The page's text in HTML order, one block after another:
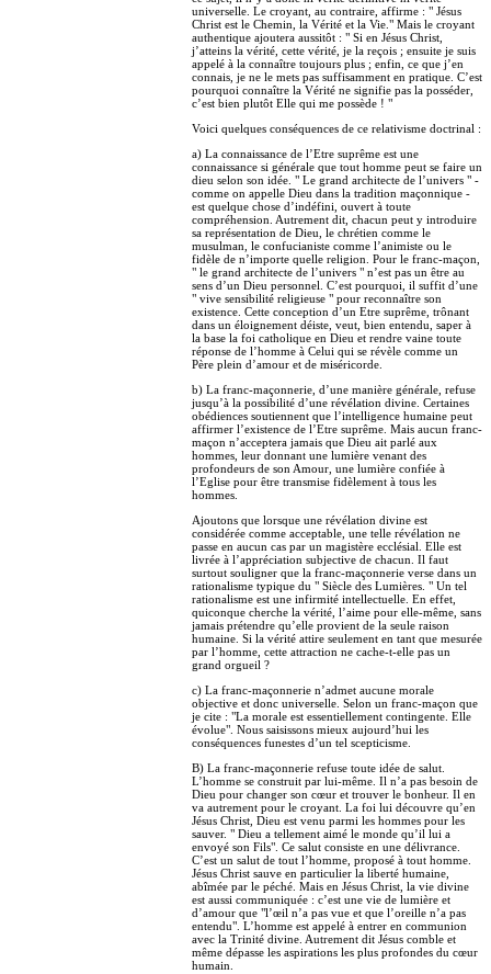
universelle. Le croyant, au contraire, affirme : " Jésus
Christ est le Chemin, la Vérité et la Vie." Mais le croyant
authentique ajoutera aussitôt : " Si en Jésus Christ,
j’atteins la vérité, cette vérité, je la reçois ; ensuite je suis
appelé à la connaître toujours plus ; enfin, ce que j’en
connais, je ne le mets pas suffisamment en pratique. C’est
pourquoi connaître la Vérité ne signifie pas la posséder,
c’est bien plutôt Elle qui me possède ! "
Voici quelques conséquences de ce relativisme doctrinal :
a) La connaissance de l’Etre suprême est une
connaissance si générale que tout homme peut se faire un
dieu selon son idée. " Le grand architecte de l’univers " -
comme on appelle Dieu dans la tradition maçonnique -
est quelque chose d’indéfini, ouvert à toute
compréhension. Autrement dit, chacun peut y introduire
sa représentation de Dieu, le chrétien comme le
musulman, le confucianiste comme l’animiste ou le
fidèle de n’importe quelle religion. Pour le franc-maçon,
" le grand architecte de l’univers " n’est pas un être au
sens d’un Dieu personnel. C’est pourquoi, il suffit d’une
" vive sensibilité religieuse " pour reconnaître son
existence. Cette conception d’un Etre suprême, trônant
dans un éloignement déiste, veut, bien entendu, saper à
la base la foi catholique en Dieu et rendre vaine toute
réponse de l’homme à Celui qui se révèle comme un
Père plein d’amour et de miséricorde.
b) La franc-maçonnerie, d’une manière générale, refuse
jusqu’à la possibilité d’une révélation divine. Certaines
obédiences soutiennent que l’intelligence humaine peut
affirmer l’existence de l’Etre suprême. Mais aucun franc-
maçon n’acceptera jamais que Dieu ait parlé aux
hommes, leur donnant une lumière venant des
profondeurs de son Amour, une lumière confiée à
l’Eglise pour être transmise fidèlement à tous les
hommes.
Ajoutons que lorsque une révélation divine est
considérée comme acceptable, une telle révélation ne
passe en aucun cas par un magistère ecclésial. Elle est
livrée à l’appréciation subjective de chacun. Il faut
surtout souligner que la franc-maçonnerie verse dans un
rationalisme typique du " Siècle des Lumières. " Un tel
rationalisme est une infirmité intellectuelle. En effet,
quiconque cherche la vérité, l’aime pour elle-même, sans
jamais prétendre qu’elle provient de la seule raison
humaine. Si la vérité attire seulement en tant que mesurée
par l’homme, cette attraction ne cache-t-elle pas un
grand orgueil ?
c) La franc-maçonnerie n’admet aucune morale
objective et donc universelle. Selon un franc-maçon que
je cite : "La morale est essentiellement contingente. Elle
évolue". Nous saisissons mieux aujourd’hui les
conséquences funestes d’un tel scepticisme.
B) La franc-maçonnerie refuse toute idée de salut.
L’homme se construit par lui-même. Il n’a pas besoin de
Dieu pour changer son cœur et trouver le bonheur. Il en
va autrement pour le croyant. La foi lui découvre qu’en
Jésus Christ, Dieu est venu parmi les hommes pour les
sauver. " Dieu a tellement aimé le monde qu’il lui a
envoyé son Fils". Ce salut consiste en une délivrance.
C’est un salut de tout l’homme, proposé à tout homme.
Jésus Christ sauve en particulier la liberté humaine,
abîmée par le péché. Mais en Jésus Christ, la vie divine
est aussi communiquée : c’est une vie de lumière et
d’amour que "l’œil n’a pas vue et que l’oreille n’a pas
entendu". L’homme est appelé à entrer en communion
avec la Trinité divine. Autrement dit Jésus comble et
même dépasse les aspirations les plus profondes du cœur
humain.